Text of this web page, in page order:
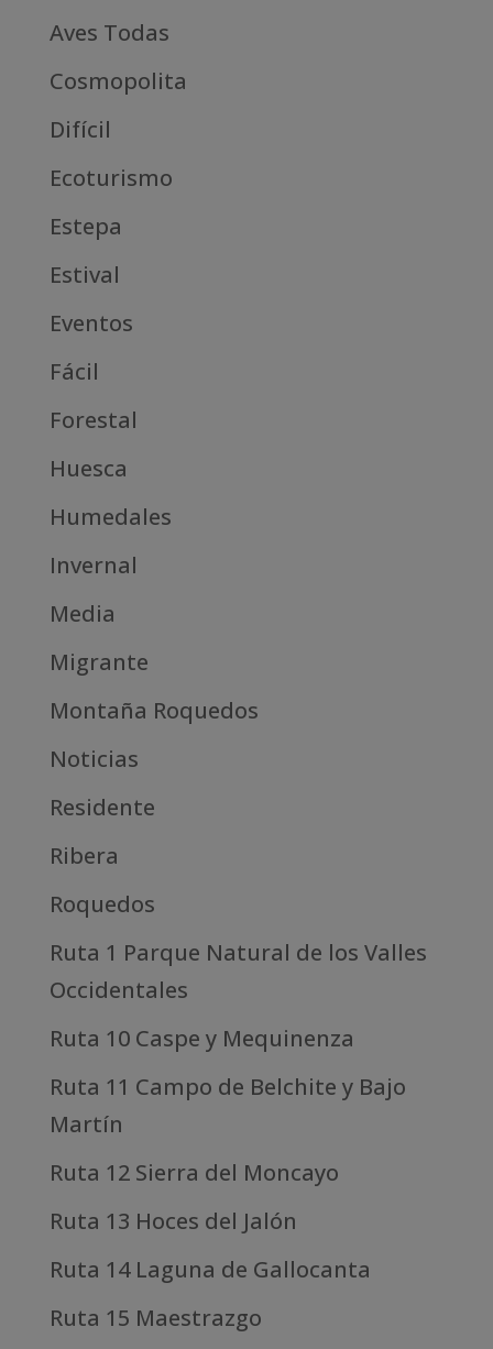
Aves Todas
Cosmopolita
Difícil
Ecoturismo
Estepa
Estival
Eventos
Fácil
Forestal
Huesca
Humedales
Invernal
Media
Migrante
Montaña Roquedos
Noticias
Residente
Ribera
Roquedos
Ruta 1 Parque Natural de los Valles
Occidentales
Ruta 10 Caspe y Mequinenza
Ruta 11 Campo de Belchite y Bajo
Martín
Ruta 12 Sierra del Moncayo
Ruta 13 Hoces del Jalón
Ruta 14 Laguna de Gallocanta
Ruta 15 Maestrazgo